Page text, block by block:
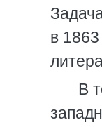
в
В